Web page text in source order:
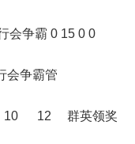
会争霸 0 15 0 0
争霸管
10 12 群英领奖